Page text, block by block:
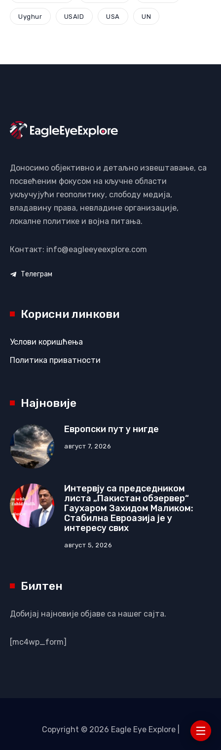
Uyghur USAID USA UN
Доносимо објективно и детаљно извештавање, са
посвећеним фокусом на кључне области
укључујући геополитику, слободу медија,
владавину права, невладине организације,
локалне политике и војна питања.
Контакт: info@eagleeyeexplore.com
Телеграм
Корисни линкови
Услови коришћења
Политика приватности
Најновије
Европски пут у нигде
август 7, 2026
Интервју са председником
листа „Пакистан обзервер“
Гаухаром Захидом Маликом:
Стабилна Евроазија је у
интересу свих
август 5, 2026
Билтен
Добијај најновије објаве са нашег сајта.
[mc4wp_form]
Copyright © 2026 Eagle Eye Explore |